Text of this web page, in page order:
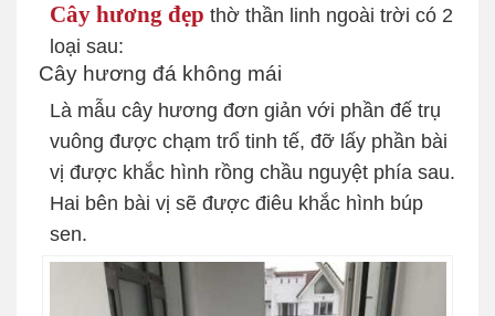
Cây hương đẹp thờ thần linh ngoài trời có 2
loại sau:
Cây hương đá không mái
Là mẫu cây hương đơn giản với phần đế trụ
vuông được chạm trổ tinh tế, đỡ lấy phần bài
vị được khắc hình rồng chầu nguyệt phía sau.
Hai bên bài vị sẽ được điêu khắc hình búp
sen.